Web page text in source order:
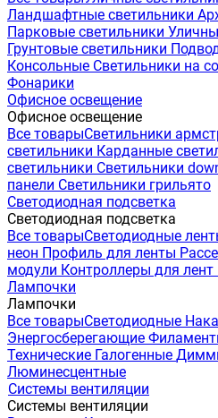
Ландшафтные светильники
Парковые светильники
Грунтовые светильники
Консольные Светильники на
Фонарики
Офисное освещение
Офисное освещение
Все товарыСветильники
светильники Карданные
светильники Светильники
панели Светильники грильято
Светодиодная подсветка
Светодиодная подсветка
Все товарыСветодиодные
неон Профиль для ленты
модули Контроллеры для лент
Лампочки
Лампочки
Все товарыСветодиодные
Энергосберегающие
Технические Галогенные
Люминесцентные
Системы вентиляции
Системы вентиляции